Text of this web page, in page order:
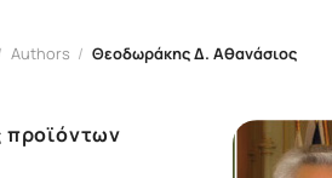
Authors / Θεοδωράκης Δ. Αθανάσιος
προϊόντων